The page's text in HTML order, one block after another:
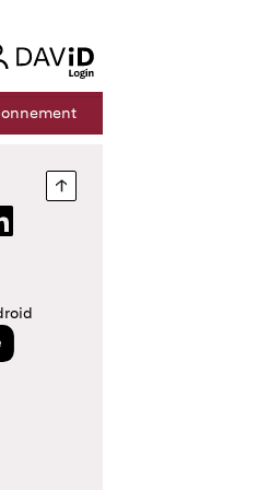
login
nnement
Nach oben springen